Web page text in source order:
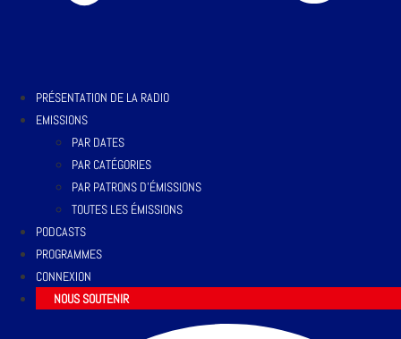
PRÉSENTATION DE LA RADIO
EMISSIONS
PAR DATES
PAR CATÉGORIES
PAR PATRONS D’ÉMISSIONS
TOUTES LES ÉMISSIONS
PODCASTS
PROGRAMMES
CONNEXION
NOUS SOUTENIR